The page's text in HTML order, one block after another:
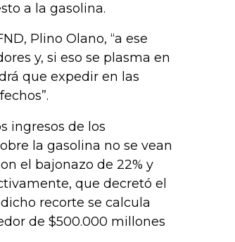
a la gasolina.
Plino Olano, “a ese
y, si eso se plasma en
que expedir en las
ingresos de los
la gasolina no se vean
el bajonazo de 22% y
que decretó el
recorte se calcula
de $500.000 millones